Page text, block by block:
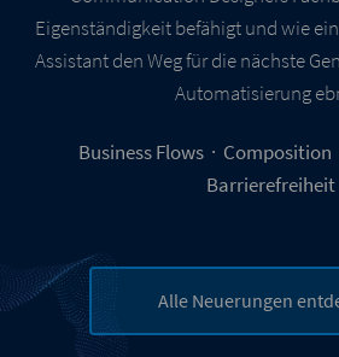
Eigenständigkeit befähigt und wie
Assistant den Weg für die nächste
Automatisierung
Business Flows · Composition
Barrierefreiheit
Alle Neuerungen